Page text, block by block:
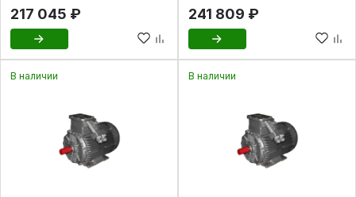
217 045 ₽ 241 809 ₽
В наличии В наличии